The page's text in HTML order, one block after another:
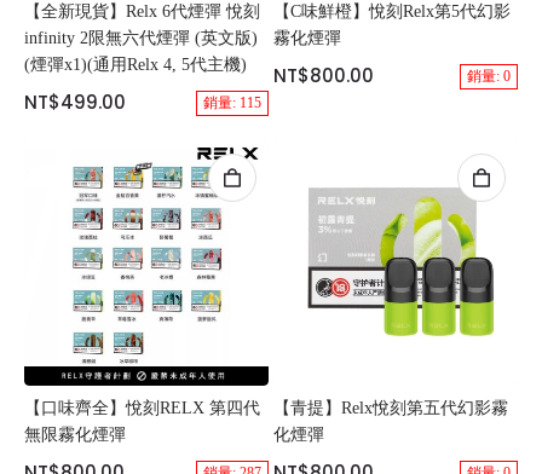
【全新現貨】Relx 6代煙彈 悅刻
infinity 2限無六代煙彈 (英文版)
(煙彈x1)(通用Relx 4, 5代主機)
NT$499.00 銷量: 115
【C味鮮橙】悅刻Relx第5代幻影
霧化煙彈
NT$800.00 銷量: 0
【口味齊全】悅刻RELX 第四代
無限霧化煙彈
【青提】Relx悅刻第五代幻影霧
化煙彈